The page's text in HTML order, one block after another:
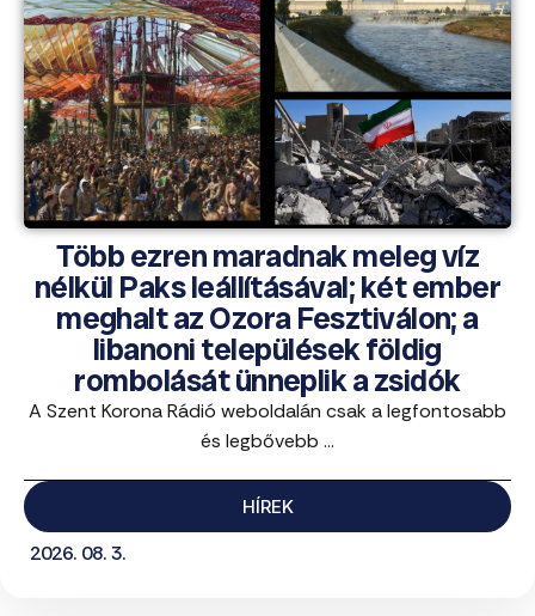
Több ezren maradnak meleg víz
nélkül Paks leállításával; két ember
meghalt az Ozora Fesztiválon; a
libanoni települések földig
rombolását ünneplik a zsidók
A Szent Korona Rádió weboldalán csak a legfontosabb
és legbővebb ...
HÍREK
2026. 08. 3.